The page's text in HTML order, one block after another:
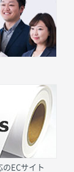
ECサイト